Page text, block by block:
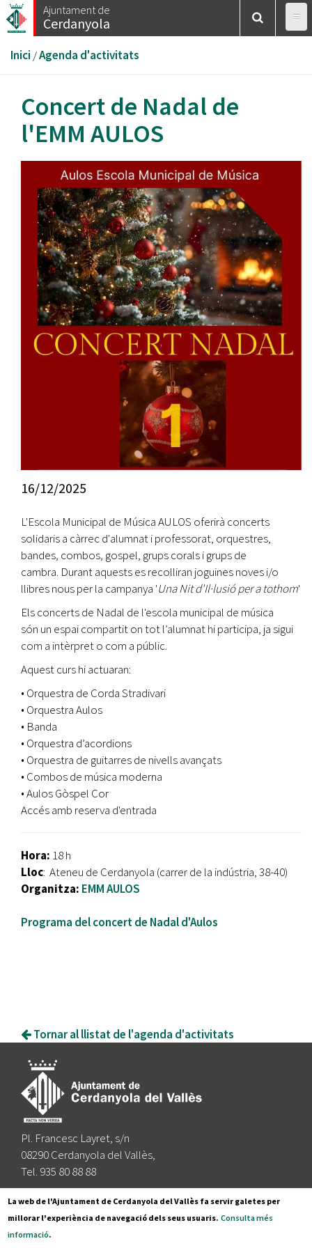
Vés
al
Ajuntament de
Cerdanyola
Esteu
aquí
Inici /Agenda d'activitats
Concert de Nadal de
l'EMM AULOS
16/12/2025
L'Escola Municipal de Música AULOS oferirà concerts
solidaris a càrrec d'alumnat i professorat, orquestres,
bandes, combos, gospel, grups corals i grups de
cambra. Durant aquests es recolliran joguines noves i/o
llibres nous per la campanya 'Una Nit d'Il·lusió per a tothom'
Els concerts de Nadal de l'escola municipal de música
són un espai compartit on tot l’alumnat hi participa, ja sigui
com a intèrpret o com a públic.
Aquest curs hi actuaran:
• Orquestra de Corda Stradivari
• Orquestra Aulos
• Banda
• Orquestra d’acordions
• Orquestra de guitarres de nivells avançats
• Combos de música moderna
• Aulos Gòspel Cor
Accés amb reserva d'entrada
Hora: 18 h
Lloc: Ateneu de Cerdanyola (carrer de la indústria, 38-40)
Organitza: EMMAULOS
Programa del concert de Nadal d'Aulos
Tornar al llistat de l'agenda d'activitats
Pl. Francesc Layret, s/n
08290 Cerdanyola del Vallès,
Tel. 935 80 88 88
Segueix-nos a:
La web de l'Ajuntament de Cerdanyola del Vallès fa servir galetes per
millorar l'experiència de navegació dels seus usuaris. Consulta més
informació.